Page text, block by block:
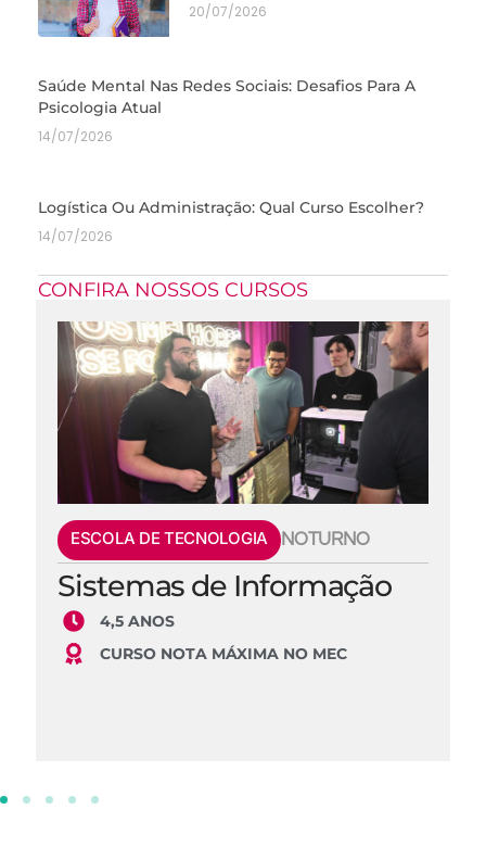
20/07/2026
Saúde Mental Nas Redes Sociais: Desafios Para A
Psicologia Atual
14/07/2026
Logística Ou Administração: Qual Curso Escolher?
14/07/2026
CONFIRA NOSSOS CURSOS
ESCOLA DE TECNOLOGIA NOTURNO
Sistemas de Informação
4,5 ANOS
CURSO NOTA MÁXIMA NO MEC